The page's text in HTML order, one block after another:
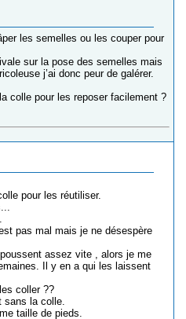
les semelles ou les couper pour
sur la pose des semelles mais
j’ai donc peur de galérer.
colle pour les reposer facilement ?
pour les réutiliser.
pas mal mais je ne désespère
assez vite , alors je me
Il y en a qui les laissent
coller ??
sans la colle.
taille de pieds.